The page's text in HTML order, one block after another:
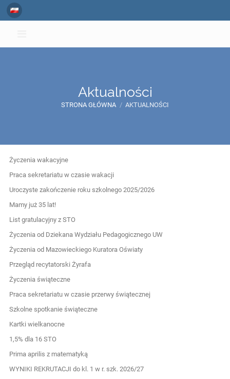
Aktualności
STRONA GŁÓWNA / AKTUALNOŚCI
Aktualności
Życzenia wakacyjne
Praca sekretariatu w czasie wakacji
Uroczyste zakończenie roku szkolnego 2025/2026
Mamy już 35 lat!
List gratulacyjny z STO
Życzenia od Dziekana Wydziału Pedagogicznego UW
Życzenia od Mazowieckiego Kuratora Oświaty
Przegląd recytatorski Żyrafa
Życzenia świąteczne
Praca sekretariatu w czasie przerwy świątecznej
Szkolne spotkanie świąteczne
Kartki wielkanocne
1,5% dla 16 STO
Prima aprilis z matematyką
WYNIKI REKRUTACJI do kl. 1 w r. szk. 2026/27